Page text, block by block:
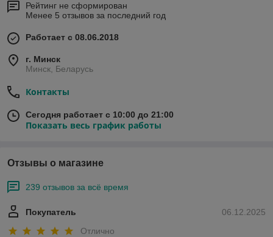
Рейтинг не сформирован
Менее 5 отзывов за последний год
Работает с 08.06.2018
г. Минск
Минск, Беларусь
Контакты
Сегодня работает с 10:00 до 21:00
Показать весь график работы
Отзывы о магазине
239 отзывов за всё время
06.12.2025
Покупатель
Отлично